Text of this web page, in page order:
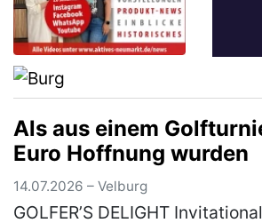
Als aus einem
Euro Hoffnung wurden
14.07.2026 – Velburg
GOLFER’S DELIGHT